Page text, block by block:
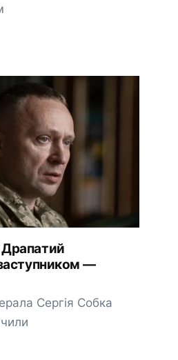
—
Сергія Собка